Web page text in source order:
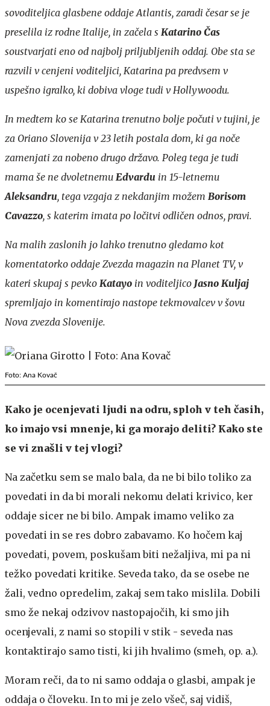
sovoditeljica glasbene oddaje Atlantis, zaradi česar se je
preselila iz rodne Italije, in začela s Katarino Čas
soustvarjati eno od najbolj priljubljenih oddaj. Obe sta se
razvili v cenjeni voditeljici, Katarina pa predvsem v
uspešno igralko, ki dobiva vloge tudi v Hollywoodu.
In medtem ko se Katarina trenutno bolje počuti v tujini, je
za Oriano Slovenija v 23 letih postala dom, ki ga noče
zamenjati za nobeno drugo državo. Poleg tega je tudi
mama še ne dvoletnemu Edvardu in 15-letnemu
Aleksandru, tega vzgaja z nekdanjim možem Borisom
Cavazzo, s katerim imata po ločitvi odličen odnos, pravi.
Na malih zaslonih jo lahko trenutno gledamo kot
komentatorko oddaje Zvezda magazin na Planet TV, v
kateri skupaj s pevko Katayo in voditeljico Jasno Kuljaj
spremljajo in komentirajo nastope tekmovalcev v šovu
Nova zvezda Slovenije.
Foto: Ana Kovač
Kako je ocenjevati ljudi na odru, sploh v teh časih,
ko imajo vsi mnenje, ki ga morajo deliti? Kako ste
se vi znašli v tej vlogi?
Na začetku sem se malo bala, da ne bi bilo toliko za
povedati in da bi morali nekomu delati krivico, ker
oddaje sicer ne bi bilo. Ampak imamo veliko za
povedati in se res dobro zabavamo. Ko hočem kaj
povedati, povem, poskušam biti nežaljiva, mi pa ni
težko povedati kritike. Seveda tako, da se osebe ne
žali, vedno opredelim, zakaj sem tako mislila. Dobili
smo že nekaj odzivov nastopajočih, ki smo jih
ocenjevali, z nami so stopili v stik - seveda nas
kontaktirajo samo tisti, ki jih hvalimo (smeh, op. a.).
Moram reči, da to ni samo oddaja o glasbi, ampak je
oddaja o človeku. In to mi je zelo všeč, saj vidiš,